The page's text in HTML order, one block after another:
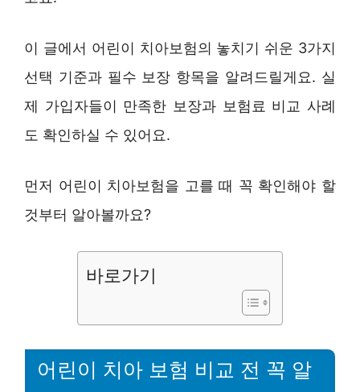
이 글에서 어린이 치아보험의 놓치기 쉬운 3가지
선택 기준과 필수 보장 항목을 알려드릴게요. 실
제 가입자들이 만족한 보장과 보험료 비교 사례
도 확인하실 수 있어요.
먼저 어린이 치아보험을 고를 때 꼭 확인해야 할
것부터 알아볼까요?
바로가기
어린이 치아 보험 비교 전 꼭 알